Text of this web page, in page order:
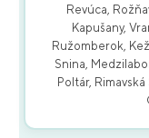
Revúca,
Kapušany,
Ružomberok,
Snina,
Poltár,